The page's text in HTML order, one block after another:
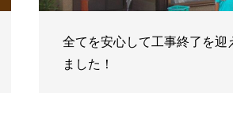
全てを安心して工事終了を迎
ました！